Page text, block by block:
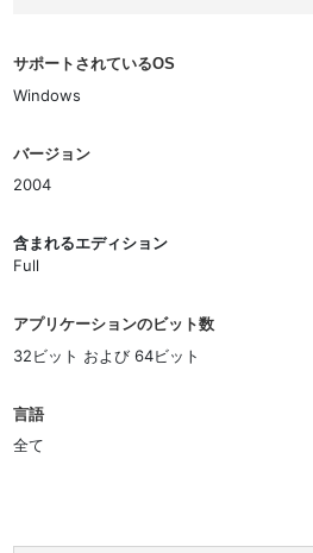
サポートされているOS
Windows
バージョン
2004
含まれるエディション
Full
アプリケーションのビット数
32ビット および 64ビット
言語
全て